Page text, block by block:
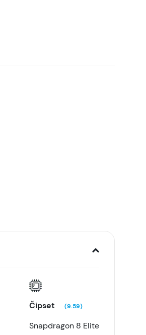
Čipset (9.59)
Snapdragon 8 Elite